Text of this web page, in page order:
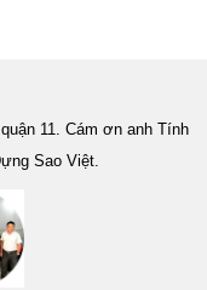
11. Cám ơn anh Tính
Sao Việt.